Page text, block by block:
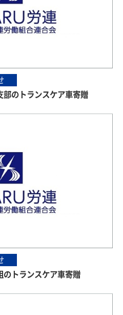
のトランスケア車寄贈
のトランスケア車寄贈